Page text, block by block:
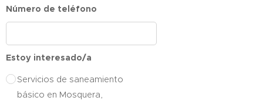
Número de teléfono
Estoy interesado/a
Servicios de saneamiento
básico en Mosquera,